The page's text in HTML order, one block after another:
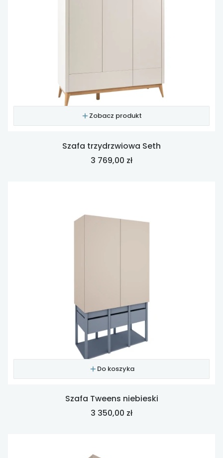
Zobacz produkt
Szafa trzydrzwiowa Seth
Cena
3 769,00 zł
Do koszyka
Szafa Tweens niebieski
Cena
3 350,00 zł